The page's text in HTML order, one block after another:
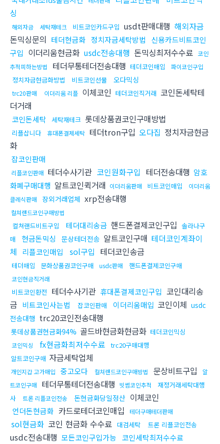
싱
해외자금 세탁재테크 비트코인카드구입 usdt판매대행 해외자금
돈믹싱문의 테더현금화 정치자금세탁방법
신용카드비트코인
구입 이더리움현금화 usdc전송대행 돈믹싱최저수수료 코인
추적피하는방법
테더무통테더전송대행 테더코인매입 파이코인구입
정치자금현금화방법 비트코인선물 오다믹싱
trc20판매 이더리움 리플 이체코인 테더코인직거래 코인돈세탁테
더거래
코인돈세탁 세탁재테크 롯데상품권코인구매방법
리플삽니다 휴대폰결제세탁 테더tron구입 오다집 정치자금현금
화
잡코인판매
리플코인판매 테더수사기관 코인원화구입 테더전송대행 암호
화폐구매대행 알트코인퀵거래 이더리움판매 비트코인매입
이더리움
클레식판매
장외거래업체 xrp전송대행
컬쳐랜드코인구매방법
컬쳐랜드비트구입 테더대리송금 핸드폰결제코인구입 솔라나구
매
현금돈믹싱 문상테더전송 알트코인구매 테더코인계좌이
체
리플코인매입 sol구입 테더코인송금
테더매입 문화상품권코인구매 usdc판매 핸드폰결제코인구매
코인현금직거래
비트코인환전 테더수사기관 휴대폰결제코인구입 코인대리송
금 비트코인사는법 잡코인판매 이더리움매입 코인이체 usdc
전송대행 trc20코인전송대행
롯데상품권현금화94% 골드바현금화현금화 테더코인믹싱
코인믹싱 fx현금화최저수수료 trc20구매대행
알트코인구매 자금세탁업체
개인지갑 고가매입 중고오다 컬쳐랜드코인구매방법 문상비트구입
알
트코인구매
테더무통테더전송대행 빗썸코인추적
재정거래세탁대행
사
트론 리플코인전송 돈현금화당일정산 이체코인
언더돈현금화 카드로테더코인매입 테더구매테더판매
sol현금화 코인 현금화 수수료 대검세탁 트론 리플코인전송
usdc전송대행 모든코인구입가능
코인세탁최저수수료